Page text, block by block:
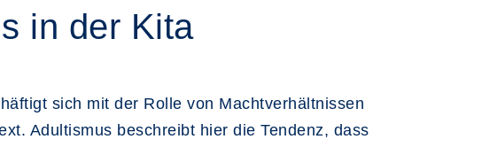
in der Kita
sich mit der Rolle von Machtverhältnissen
Adultismus beschreibt hier die Tendenz, dass